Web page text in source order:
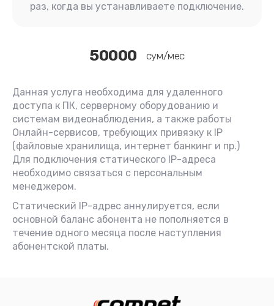
раз, когда вы устанавливаете подключение.
50000 сум/мес
Данная услуга необходима для удаленного
доступа к ПК, серверному оборудованию и
системам видеонаблюдения, а также работы
Онлайн-сервисов, требующих привязку к IP
(файловые хранилища, интернет банкинг и пр.)
Для подключения статического IP-адреса
необходимо связаться с персональным
менеджером.
Статический IP-адрес аннулируется, если
основной баланс абонента не пополняется в
течение одного месяца после наступления
абонентской платы.